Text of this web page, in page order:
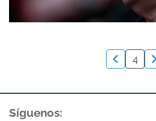
4
Síguenos: